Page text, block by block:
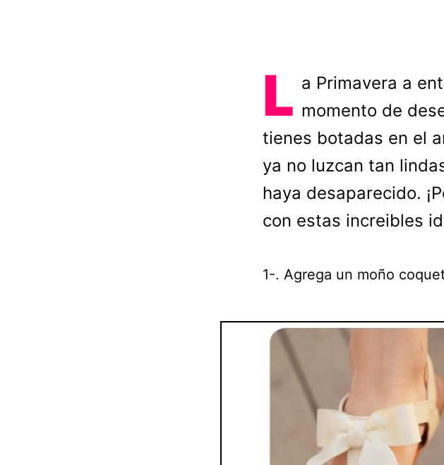
L a Primavera a
momento de
tienes botadas en el
ya no luzcan tan
haya desaparecido.
con estas increibles
1-. Agrega un moño